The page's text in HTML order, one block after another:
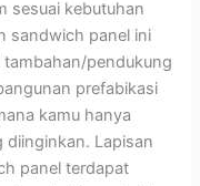
sesuai kebutuhan
sandwich panel ini
pendukung
prefabikasi
kamu hanya
diinginkan. Lapisan
panel terdapat